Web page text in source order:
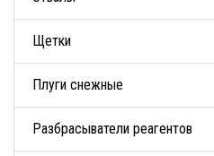
Щетки
Плуги снежные
Разбрасыватели реагентов